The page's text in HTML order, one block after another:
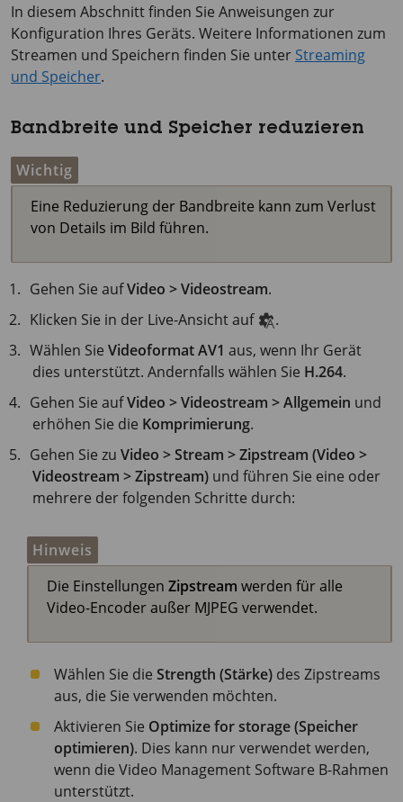
In diesem Abschnitt finden Sie Anweisungen zur
Konfiguration Ihres Geräts. Weitere Informationen zum
Streamen und Speichern finden Sie unter Streaming
und Speicher.
Bandbreite und Speicher reduzieren
Wichtig
Eine Reduzierung der Bandbreite kann zum Verlust
von Details im Bild führen.
Gehen Sie aufVideo > Videostream.
Klicken Sie in der Live-Ansicht auf
.
Wählen SieVideoformatAV1 aus, wenn Ihr Gerät
dies unterstützt. Andernfalls wählen Sie H.264.
Gehen Sie aufVideo > Videostream > Allgemein und
erhöhen Sie die Komprimierung.
Gehen Sie zuVideo > Stream > Zipstream (Video >
Videostream > Zipstream) und führen Sie eine oder
mehrere der folgenden Schritte durch:
Hinweis
Die Einstellungen Zipstream werden für alle
Video-Encoder außer MJPEG verwendet.
Wählen Sie die Strength (Stärke) des Zipstreams
aus, die Sie verwenden möchten.
Aktivieren Sie Optimize for storage (Speicher
optimieren). Dies kann nur verwendet werden,
wenn die Video Management Software B-Rahmen
unterstützt.